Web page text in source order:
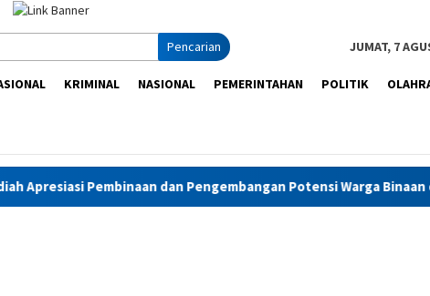
Pencarian JUMAT, 7
KRIMINAL NASIONAL PEMERINTAHAN POLITIK
dan Pengembangan Potensi Warga Binaan di Maluku